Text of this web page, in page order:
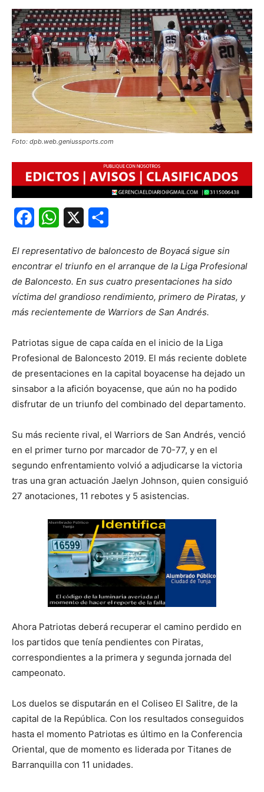
Foto: dpb.web.geniussports.com
FacebookWhatsApp
El representativo de baloncesto de Boyacá sigue sin
encontrar el triunfo en el arranque de la Liga Profesional
de Baloncesto. En sus cuatro presentaciones ha sido
víctima del grandioso rendimiento, primero de Piratas, y
más recientemente de Warriors de San Andrés.
Patriotas sigue de capa caída en el inicio de la Liga
Profesional de Baloncesto 2019. El más reciente doblete
de presentaciones en la capital boyacense ha dejado un
sinsabor a la afición boyacense, que aún no ha podido
disfrutar de un triunfo del combinado del departamento.
Su más reciente rival, el Warriors de San Andrés, venció
en el primer turno por marcador de 70-77, y en el
segundo enfrentamiento volvió a adjudicarse la victoria
tras una gran actuación Jaelyn Johnson, quien consiguió
27 anotaciones, 11 rebotes y 5 asistencias.
Ahora Patriotas deberá recuperar el camino perdido en
los partidos que tenía pendientes con Piratas,
correspondientes a la primera y segunda jornada del
campeonato.
Los duelos se disputarán en el Coliseo El Salitre, de la
capital de la República. Con los resultados conseguidos
hasta el momento Patriotas es último en la Conferencia
Oriental, que de momento es liderada por Titanes de
Barranquilla con 11 unidades.